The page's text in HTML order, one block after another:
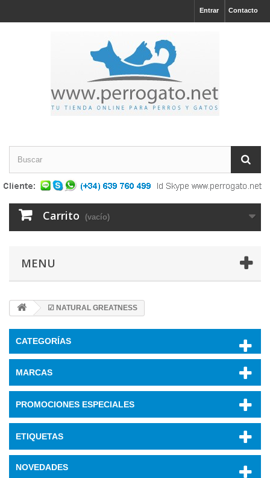
Contacto
Entrar
Carrito (vacío)
MENU
☑ NATURAL GREATNESS
CATEGORÍAS
MARCAS
PROMOCIONES ESPECIALES
ETIQUETAS
NOVEDADES